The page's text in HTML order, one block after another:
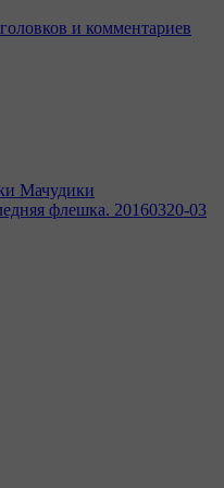
и комментариев
Мачудики
флешка. 20160320-03